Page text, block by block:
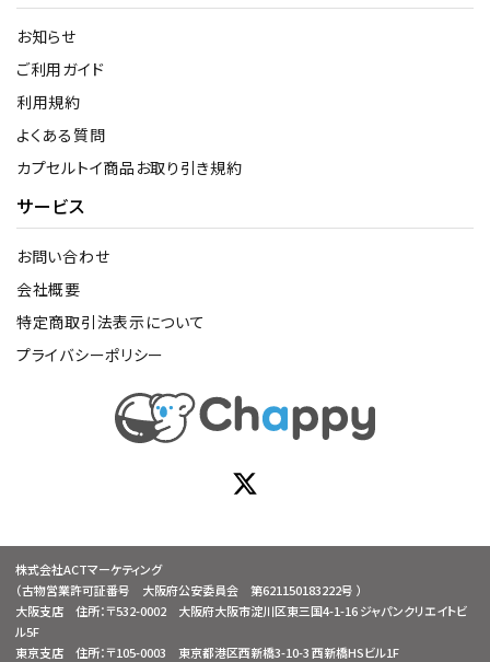
お知らせ
ご利用ガイド
利用規約
よくある質問
カプセルトイ商品お取り引き規約
サービス
お問い合わせ
会社概要
特定商取引法表示について
プライバシーポリシー
株式会社ACTマーケティング
（古物営業許可証番号 大阪府公安委員会 第621150183222号 ）
大阪支店 住所：〒532-0002 大阪府大阪市淀川区東三国4-1-16 ジャパンクリエイトビ
ル5F
東京支店 住所：〒105-0003 東京都港区西新橋3-10-3 西新橋HSビル1F